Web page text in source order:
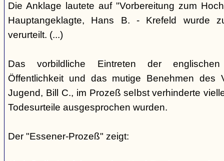
Die Anklage lautete auf "Vorbereitung zum
Hauptangeklagte, Hans B. - Krefeld wurde
verurteilt. (...)
Das vorbildliche Eintreten der
Öffentlichkeit und das mutige Benehmen des
Jugend, Bill C., im Prozeß selbst verhinderte
Todesurteile ausgesprochen wurden.
Der "Essener-Prozeß" zeigt: